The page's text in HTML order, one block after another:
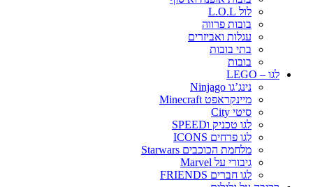
לול L.O.L
בובות פרווה
עגלות ואביזרים
בתי בובות
בובות
לגו – LEGO
נינג’גו Ninjago
מיינקראפט Minecraft
סיטי City
לגו טכניק וSPEED
לגו פרחים ICONS
מלחמת הכוכבים Starwars
גיבורי על Marvel
לגו חברים FRIENDS